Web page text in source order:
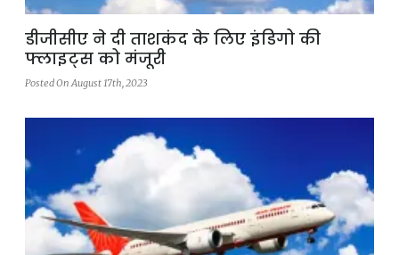
डीजीसीए ने दी ताशकंद के लिए इंडिगो की
फ्लाइट्स को मंजूरी
Posted On August 17th, 2023